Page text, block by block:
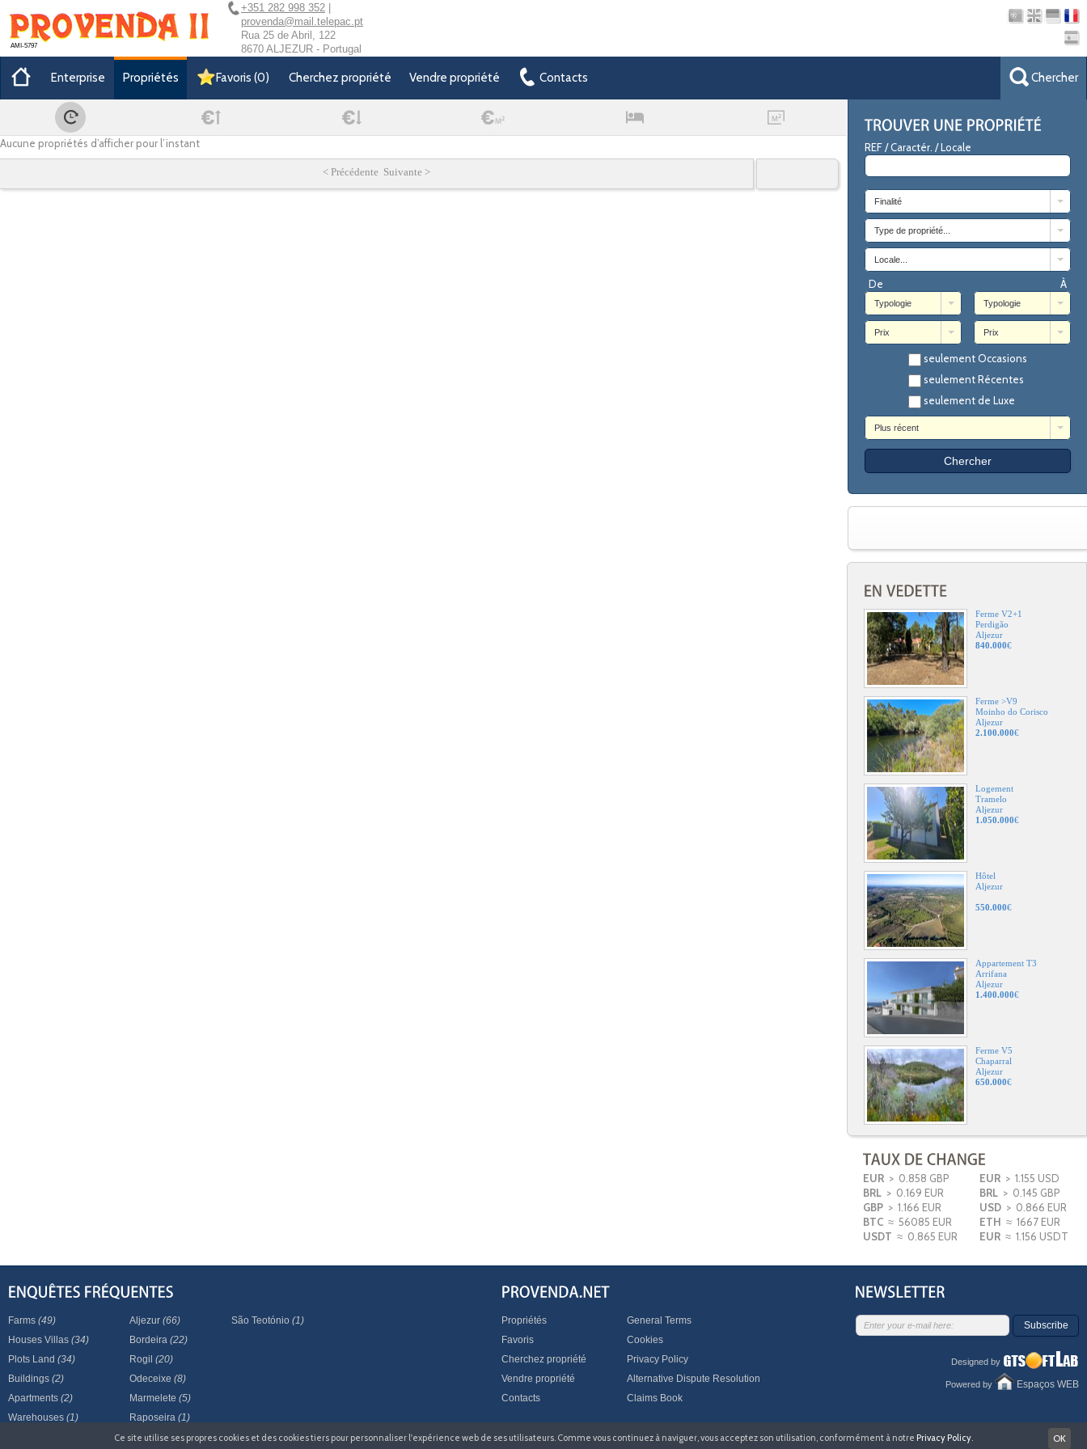
AMI-5797
+351 282 998 352
provenda@mail.telepac.pt
Rua 25 de Abril, 122
8670 ALJEZUR - Portugal
Enterprise Propriétés Favoris (0) Cherchez propriété Vendre propriété Contacts Chercher
REF / Caractér. / Locale
Finalité
Type de propriété...
Locale...
De À
Typologie Typologie
Prix Prix
seulement Occasions
seulement Récentes
seulement de Luxe
Plus récent
Ferme V2+1
Perdigão
Aljezur
840.000€
Ferme >V9
Moinho do Corisco
Aljezur
2.100.000€
Logement
Tramelo
Aljezur
1.050.000€
Hôtel
Aljezur
550.000€
Appartement T3
Arrifana
Aljezur
1.400.000€
Ferme V5
Chaparral
Aljezur
650.000€
EUR > 0.858 GBP
BRL > 0.169 EUR
GBP > 1.166 EUR
BTC ≈ 56085 EUR
USDT ≈ 0.865 EUR
EUR> 1.155 USD
BRL> 0.145 GBP
USD> 0.866 EUR
ETH ≈ 1667 EUR
EUR≈ 1.156 USDT
Aucune propriétés d’afficher pour l’instant
< Précédente Suivante >
Farms (49)
Houses Villas (34)
Plots Land (34)
Buildings (2)
Apartments (2)
Warehouses (1)
Aljezur (66)
Bordeira (22)
Rogil (20)
Odeceixe (8)
Marmelete (5)
Raposeira (1)
São Teotónio (1)
Propriétés
Favoris
Cherchez propriété
Vendre propriété
Contacts
General Terms
Cookies
Privacy Policy
Alternative Dispute Resolution
Claims Book
Subscribe
Designed by
Powered by Espaços WEB
OK
Ce site utilise ses propres cookies et des cookies tiers pour personnaliser l'expérience web de ses utilisateurs. Comme vous continuez à naviguer, vous acceptez son utilisation, conformément à notre Privacy Policy.